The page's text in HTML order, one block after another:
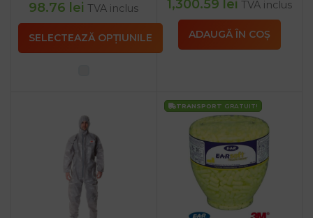
98.76 lei TVA inclus
SELECTEAZĂ OPȚIUNILE
1,300.59 lei TVA inclus
ADAUGĂ ÎN COȘ
TRANSPORT GRATUIT!